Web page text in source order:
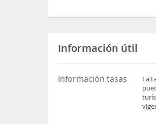
Información útil
Información tasas
La